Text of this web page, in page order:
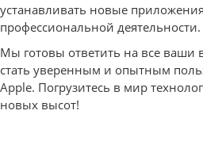
устанавливать новые
профессиональной деятельности.
Мы готовы ответить на все ваши
стать уверенным и опытным
Apple. Погрузитесь в мир
новых высот!